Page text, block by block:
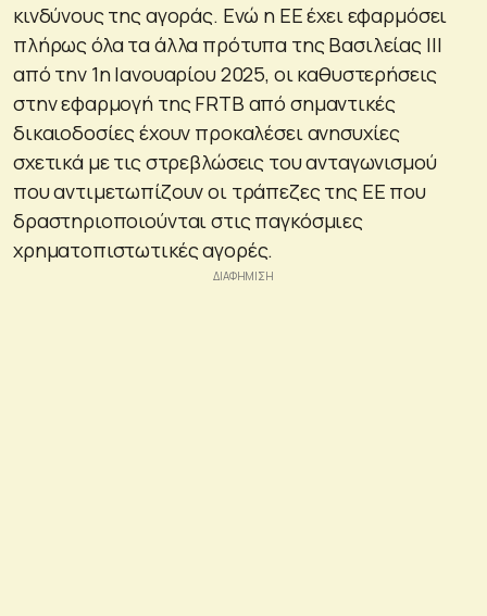
κινδύνους της αγοράς. Ενώ η ΕΕ έχει εφαρμόσει
πλήρως όλα τα άλλα πρότυπα της Βασιλείας ΙΙΙ
από την 1η Ιανουαρίου 2025, οι καθυστερήσεις
στην εφαρμογή της FRTB από σημαντικές
δικαιοδοσίες έχουν προκαλέσει ανησυχίες
σχετικά με τις στρεβλώσεις του ανταγωνισμού
που αντιμετωπίζουν οι τράπεζες της ΕΕ που
δραστηριοποιούνται στις παγκόσμιες
χρηματοπιστωτικές αγορές.